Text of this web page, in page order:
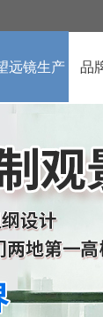
远镜生产 品